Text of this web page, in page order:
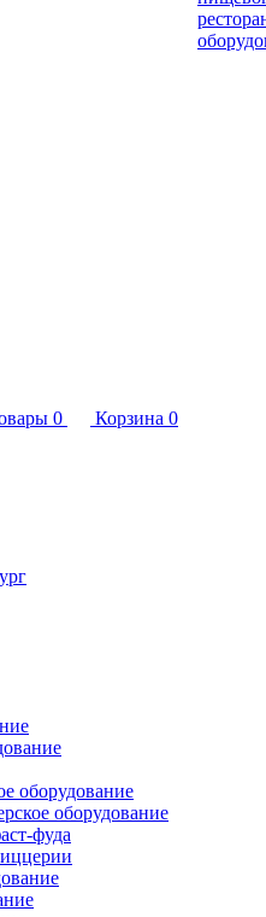
0 Корзина 0
оборудование
оборудование
фуда